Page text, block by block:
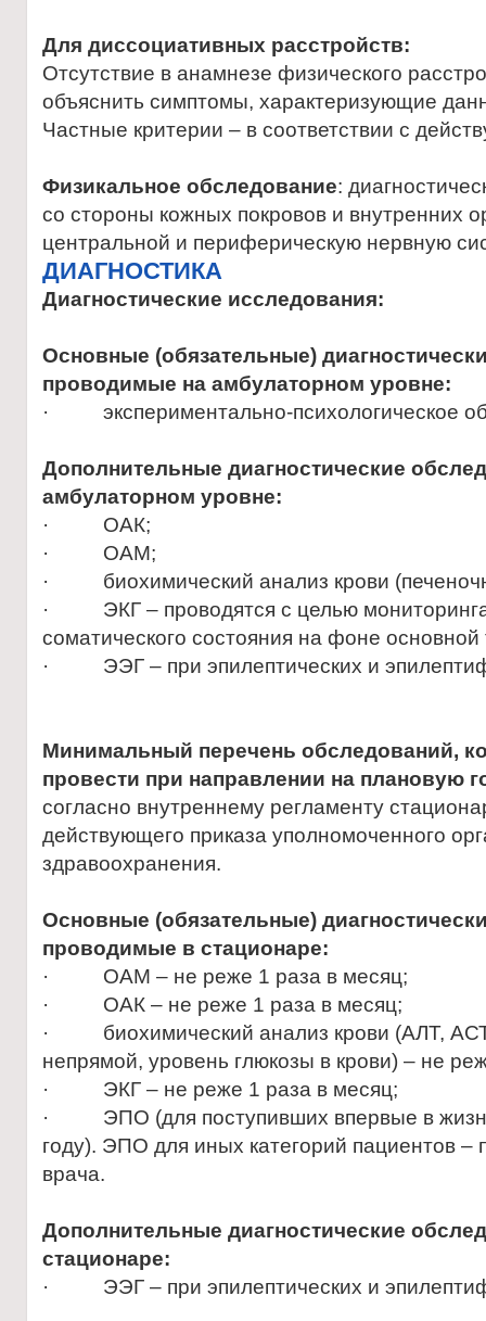
Для диссоциативных расстройств:
Отсутствие в анамнезе физического
объяснить симптомы, характеризующие
Частные критерии – в соответствии с
Физикальное обследование:
со стороны кожных покровов и внутренних
центральной и периферическую нервную
ДИАГНОСТИКА
Диагностические исследования:
Основные (обязательные)
проводимые на амбулаторном уровне:
· экспериментально-психологическое
Дополнительные диагностические
амбулаторном уровне:
· ОАК;
· ОАМ;
· биохимический анализ крови
· ЭКГ – проводятся с целью
соматического состояния на фоне основной
· ЭЭГ – при эпилептических и
Минимальный перечень обследований,
провести при направлении на плановую
согласно внутреннему регламенту
действующего приказа уполномоченного
здравоохранения.
Основные (обязательные)
проводимые в стационаре:
· ОАМ – не реже 1 раза в месяц;
· ОАК – не реже 1 раза в месяц;
· биохимический анализ крови (АЛТ,
непрямой, уровень глюкозы в крови) – не
· ЭКГ – не реже 1 раза в месяц;
· ЭПО (для поступивших впервые в
году). ЭПО для иных категорий пациентов
врача.
Дополнительные диагностические
стационаре:
· ЭЭГ – при эпилептических и